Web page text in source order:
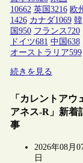
10662 英国 3216 欧
1426 カナダ1069 韓
国 950 フランス 720
ドイツ681 中国 638
オーストラリア599
続きを見る
「カレントアウ
アネス-R」新着
事
2026年08月
日